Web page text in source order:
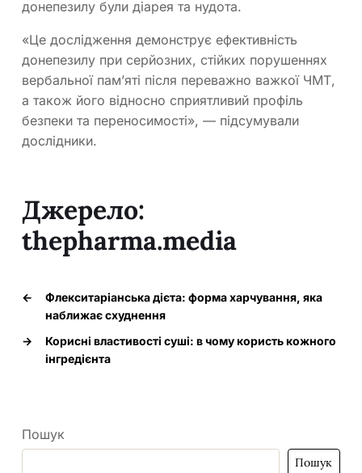
донепезилу були діарея та нудота.
«Це дослідження демонструє ефективність
донепезилу при серйозних, стійких порушеннях
вербальної пам’яті після переважно важкої ЧМТ,
а також його відносно сприятливий профіль
безпеки та переносимості», — підсумували
дослідники.
Джерело:
thepharma.media
←
Флекситаріанська дієта: форма харчування, яка
наближає схуднення
→
Корисні властивості суші: в чому користь кожного
інгредієнта
Пошук
Пошук